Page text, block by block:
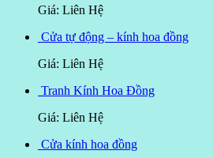
Giá: Liên Hệ
Cửa tự động – kính hoa đồng
Giá: Liên Hệ
Tranh Kính Hoa Đồng
Giá: Liên Hệ
Cửa kính hoa đồng